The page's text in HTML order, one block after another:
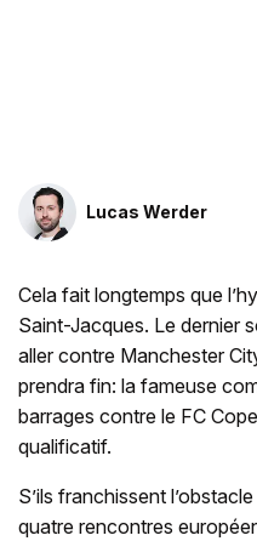
Lucas Werder
Cela fait longtemps que
Saint-Jacques. Le dernier
aller contre Manchester
prendra fin: la fameuse
barrages contre le FC
qualificatif.
S’ils franchissent
quatre rencontres